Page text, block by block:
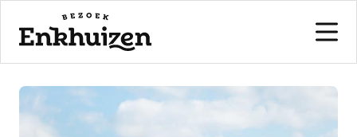
naar de inhoud